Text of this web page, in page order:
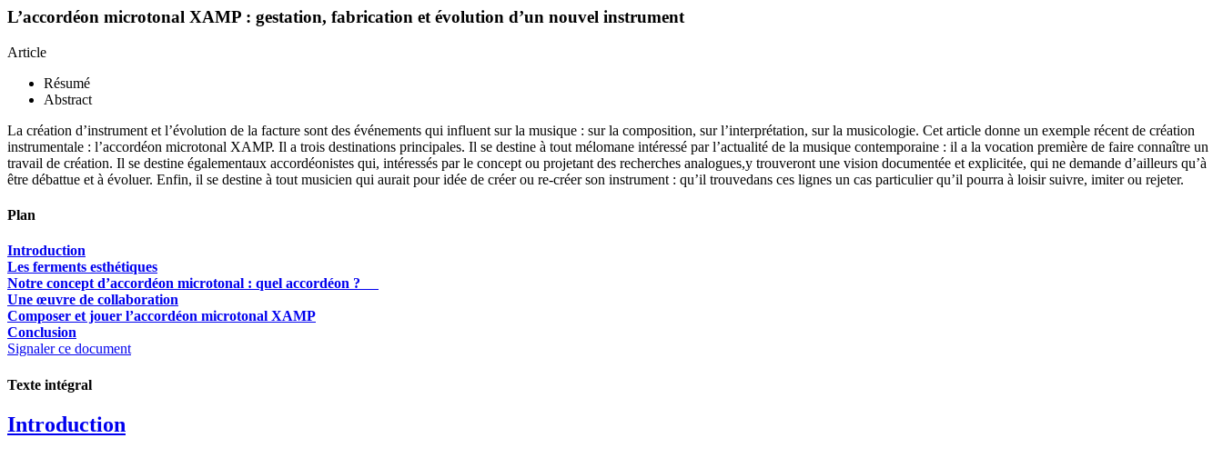
L’accordéon microtonal XAMP : gestation, fabrication et évolution d’un nouvel instrument
Article
Résumé
Abstract
La création d’instrument et l’évolution de la facture sont des événements qui influent sur la musique : sur la composition, sur l’interprétation, sur la musicologie. Cet article donne un exemple récent de création
instrumentale : l’accordéon microtonal XAMP. Il a trois destinations principales. Il se destine à tout mélomane intéressé par l’actualité de la musique contemporaine : il a la vocation première de faire connaître un
travail de création. Il se destine égalementaux accordéonistes qui, intéressés par le concept ou projetant des recherches analogues,y trouveront une vision documentée et explicitée, qui ne demande d’ailleurs qu’à
être débattue et à évoluer. Enfin, il se destine à tout musicien qui aurait pour idée de créer ou re-créer son instrument : qu’il trouvedans ces lignes un cas particulier qu’il pourra à loisir suivre, imiter ou rejeter.
Plan
Introduction
Les ferments esthétiques
Notre concept d’accordéon microtonal : quel accordéon ?
Une œuvre de collaboration
Composer et jouer l’accordéon microtonal XAMP
Conclusion
Signaler ce document
Texte intégral
Introduction